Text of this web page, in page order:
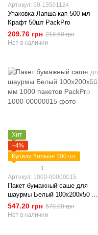
Артикул: 50-13501124
Упаковка Лапша-кап 500 мл
Крафт 50шт PackPro
209.76 грн 218.50 грн
Нет в наличии
Хит
−4%
Купили больше 200 шт
1
Артикул: 1000-00000015
Пакет бумажный саше для
шаурмы Белый 100х200х50 мм
1000 пакетов PackPro
547.20 грн 570.00 грн
Нет в наличии